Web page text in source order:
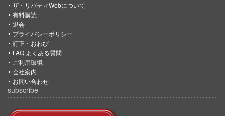
ザ・リバティWebについて
有料購読
退会
プライバシーポリシー
訂正・おわび
FAQ よくある質問
ご利用環境
会社案内
お問い合わせ
subscribe